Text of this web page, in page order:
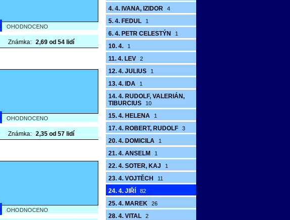
OHODNOCENO
Známka: 2,69 od 54 lidí
OHODNOCENO
Známka: 2,35 od 57 lidí
OHODNOCENO
4. 4. IVANA, IZIDOR 4
5. 4. FEDUL 1
6. 4. PETR CELESTÝN 1
10. 4. 1
11. 4. LEV 2
12. 4. JULIUS 1
13. 4. IDA 1
14. 4. RUDOLF, VALERIÁN,
TIBURCIUS
10
15. 4. HELENA 1
17. 4. ROBERT, RUDOLF 3
20. 4. DOMICILA 1
21. 4. ANSELM 1
22. 4. SOTER, KAJ 1
23. 4. VOJTĚCH 11
24. 4. JIŘÍ 82
25. 4. MAREK 26
28. 4. VITAL 2